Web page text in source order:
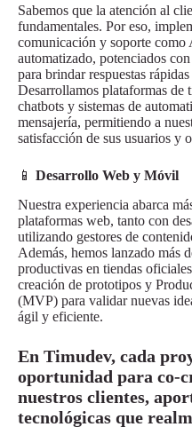
Sabemos que la atención al
fundamentales. Por eso,
comunicación y soporte
automatizado, potenciados
para brindar respuestas
Desarrollamos plataformas de
chatbots y sistemas de
mensajería, permitiendo a
satisfacción de sus usuarios y
📱 Desarrollo Web y Móvil
Nuestra experiencia abarca
plataformas web, tanto con
utilizando gestores de
Además, hemos lanzado más
productivas en tiendas
creación de prototipos y
(MVP) para validar nuevas
ágil y eficiente.
En Timudev, cada
oportunidad para co-
nuestros clientes,
tecnológicas que